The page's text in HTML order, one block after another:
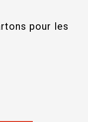
pour les